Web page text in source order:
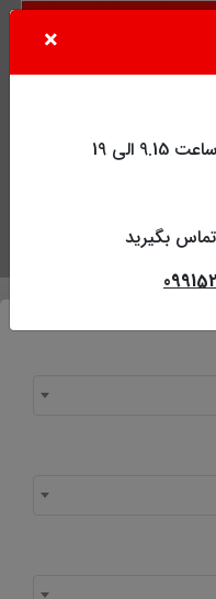
×
19
بگیرید